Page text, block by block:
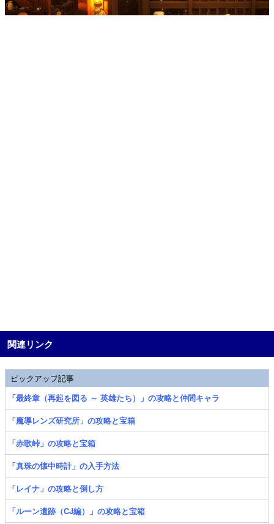
関連リンク
ピックアップ記事
「最終章（再起を図る ～ 英雄たち）」の攻略と仲間キャラ
「魔導レンズ研究所」の攻略と宝箱
「赤歌峠」の攻略と宝箱
「真珠の懐中時計」の入手方法
「レイナ」の攻略と倒し方
「ルーン遺跡（CJ編）」の攻略と宝箱